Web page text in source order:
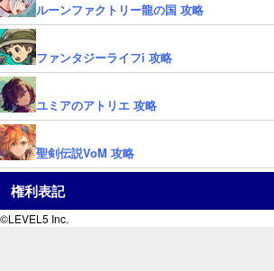
ルーンファクトリー龍の国 攻略
ファンタジーライフi 攻略
ユミアのアトリエ 攻略
聖剣伝説VoM 攻略
権利表記
©LEVEL5 Inc.